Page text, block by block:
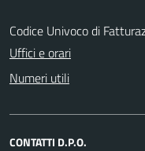
Codice Univoco di
Uffici e orari
Numeri utili
CONTATTI D.P.O.